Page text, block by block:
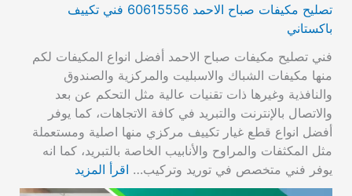
تصليح مكيفات صباح الاحمد 60615556 فني تكييف
باكستاني
فني تصليح مكيفات صباح الاحمد أفضل انواع المكيفات لكم
منها مكيفات الشباك والاسبليت والمركزية والصندوق
والنافذية وغيرها ذات تقنيات عالية مثل التحكم عن بعد
والاتصال بالإنترنت والتبريد في كافة الاتجاهات، كما يوفر
أفضل انواع قطع غيار تكييف مركزي منها اصلية ومستعملة
مثل المكثفات والمراوح والأنابيب الخاصة بالتبريد، كما انه
يوفر فني متخصص في توريد وتركيب… اقرأ المزيد